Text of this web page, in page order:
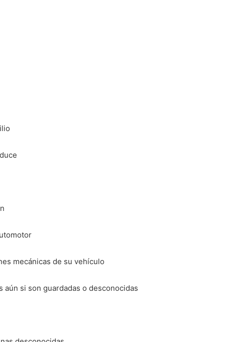
mecánicas de su vehículo
aún si son guardadas o desconocidas